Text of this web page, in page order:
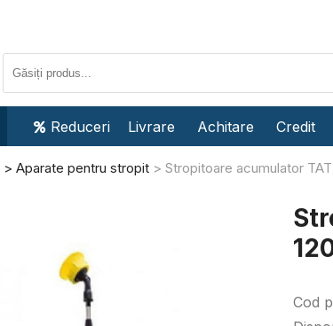
Reduceri Livrare Achitare Credit
Aparate pentru stropit Stropitoare acumulator
Cod